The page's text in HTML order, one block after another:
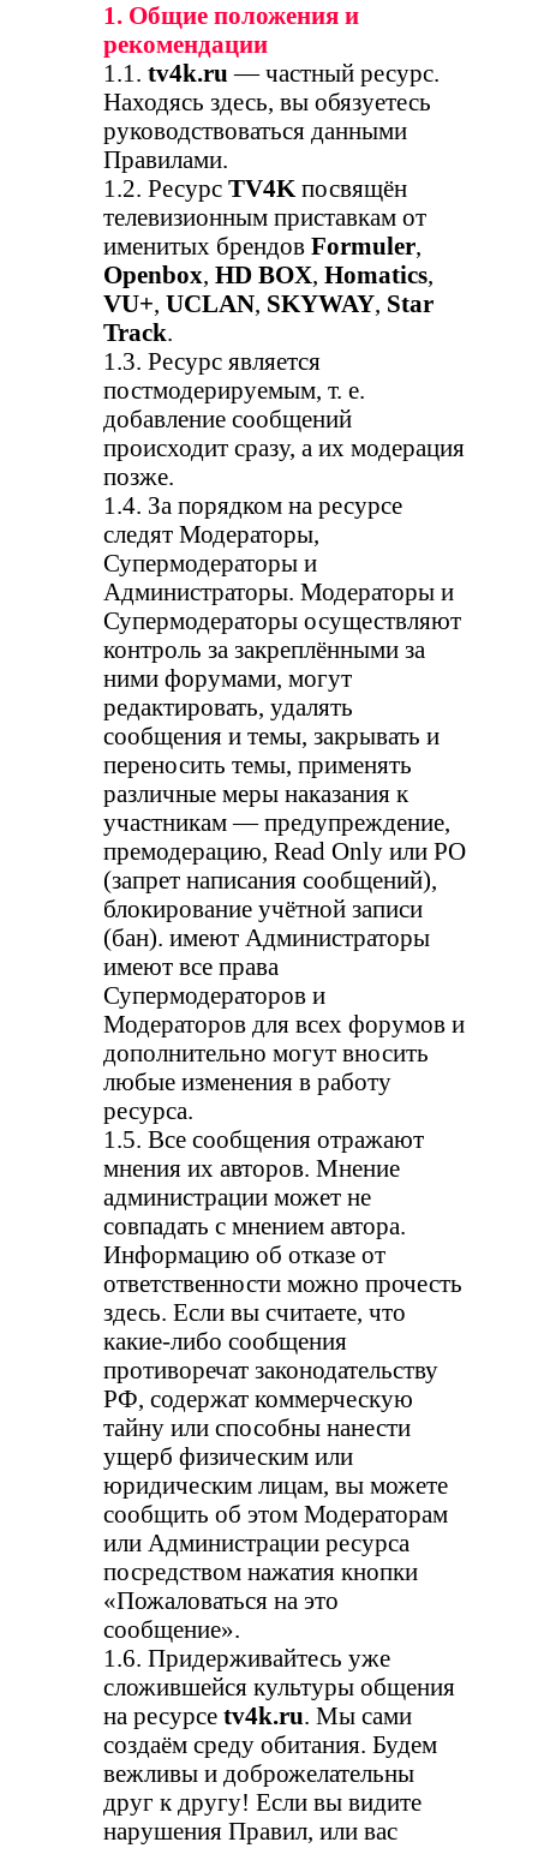
1. Общие положения и
рекомендации
1.1.tv4k.ru — частный ресурс.
Находясь здесь, вы обязуетесь
руководствоваться данными
Правилами.
1.2. РесурсTV4Kпосвящён
телевизионным приставкам от
именитых брендовFormuler,
Openbox,HD BOX,Homatics,
VU+,UCLAN, SKYWAY, Star
Track.
1.3. Ресурс является
постмодерируемым, т. е.
добавление сообщений
происходит сразу, а их модерация
позже.
1.4. За порядком на ресурсе
следят Модераторы,
Супермодераторы и
Администраторы. Модераторы и
Супермодераторы осуществляют
контроль за закреплёнными за
ними форумами, могут
редактировать, удалять
сообщения и темы, закрывать и
переносить темы, применять
различные меры наказания к
участникам — предупреждение,
премодерацию, Read Only или РО
(запрет написания сообщений),
блокирование учётной записи
(бан). имеют Администраторы
имеют все права
Супермодераторов и
Модераторов для всех форумов и
дополнительно могут вносить
любые изменения в работу
ресурса.
1.5. Все сообщения отражают
мнения их авторов. Мнение
администрации может не
совпадать с мнением автора.
Информацию об отказе от
ответственности можно прочесть
здесь. Если вы считаете, что
какие-либо сообщения
противоречат законодательству
РФ, содержат коммерческую
тайну или способны нанести
ущерб физическим или
юридическим лицам, вы можете
сообщить об этом Модераторам
или Администрации ресурса
посредством нажатия кнопки
«Пожаловаться на это
сообщение».
1.6. Придерживайтесь уже
сложившейся культуры общения
на ресурсеtv4k.ru. Мы сами
создаём среду обитания. Будем
вежливы и доброжелательны
друг к другу! Если вы видите
нарушения Правил, или вас